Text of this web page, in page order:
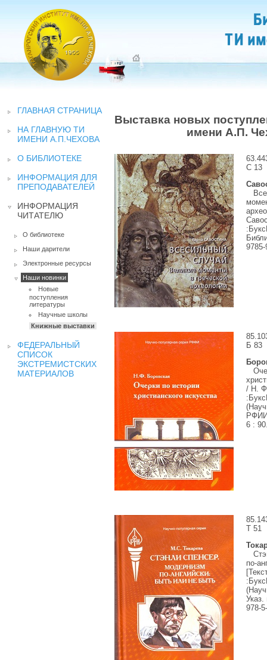
ГЛАВНАЯ СТРАНИЦА
НА ГЛАВНУЮ ТИ
ИМЕНИ А.П.ЧЕХОВА
О БИБЛИОТЕКЕ
ИНФОРМАЦИЯ ДЛЯ
ПРЕПОДАВАТЕЛЕЙ
ИНФОРМАЦИЯ
ЧИТАТЕЛЮ
О библиотеке
Наши дарители
Электронные ресурсы
Наши новинки
Новые
поступления
литературы
Научные школы
Книжные выставки
ФЕДЕРАЛЬНЫЙ
СПИСОК
ЭКСТРЕМИСТСКИХ
МАТЕРИАЛОВ
Выставка новых
имени А.П.
С 13
:
Б 83
/ Н.
:
6 :
Т 51
по-
:
Указ.
978-